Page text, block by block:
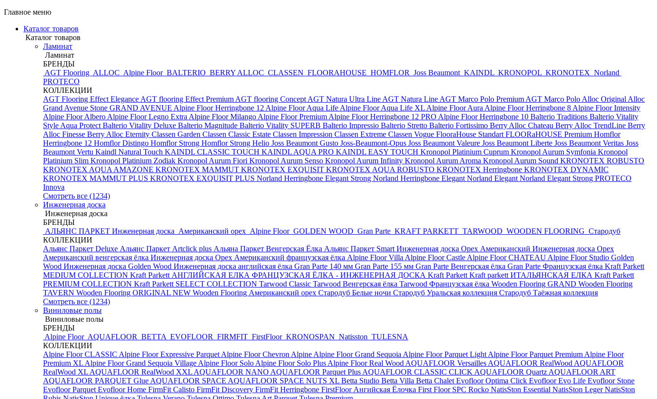
Главное меню
Каталог товаров
Каталог товаров
Ламинат
Ламинат
БРЕНДЫ
AGT Flooring ALLOC Alpine Floor BALTERIO BERRY ALLOC CLASSEN FLOORAHOUSE HOMFLOR Joss Beaumont KAINDL KRONOPOL KRONOTEX Norland
PROTECO
КОЛЛЕКЦИИ
AGT Flooring Effect Elegance AGT flooring Effect Premium AGT flooring Concept AGT Natura Ultra Line AGT Natura Line AGT Marco Polo Premium AGT Marco Polo Alloc Original Alloc
Grand Avenue Stone GRAND AVENUE Alpine Floor Herringbone 12 Alpine Floor Aqua Life Alpine Floor Aqua Life XL Alpine Floor Aura Alpine Floor Herringbone 8 Alpine Floor Intensity
Alpine Floor Albero Alpine Floor Legno Extra Alpine Floor Milango Alpine Floor Premium Alpine Floor Herringbone 12 PRO Alpine Floor Herringbone 10 Balterio Traditions Balterio Vitality
Style Aqua Protect Balterio Vitality Deluxe Balterio Magnitude Balterio Vitality SUPERB Balterio Impressio Balterio Stretto Balterio Fortissimo Berry Alloc Chateau Berry Alloc TrendLine Berry
Alloc Finesse Berry Alloc Eternity Classen Garden Classen Classic Estate Classen Impression Classen Extreme Classen Vogue FlooraHouse Standart FLOORaHOUSE Premium Homflor
Herringbone 12 Homflor Distingo Homflor Strong Homflor Strong Helio Joss Beaumont Gusto Joss-Beaumont-Opus Joss Beaumont Valeure Joss Beaumont Liberte Joss Beaumont Veritas Joss
Beaumont Vertu Kaindl Natural Touch KAINDL CLASSIC TOUCH KAINDL AQUA PRO KAINDL EASY TOUCH Kronopol Platinium Cuprum Kronopol Aurum Symfonia Kronopol
Platinium Slim Kronopol Platinium Zodiak Kronopol Aurum Fiori Kronopol Aurum Senso Kronopol Aurum Infinity Kronopol Aurum Aroma Kronopol Aurum Sound KRONOTEX ROBUSTO
KRONOTEX AQUA AMAZONE KRONOTEX MAMMUT KRONOTEX EXQUISIT KRONOTEX AQUA ROBUSTO KRONOTEX Herringbone KRONOTEX DYNAMIC
KRONOTEX MAMMUT PLUS KRONOTEX EXQUISIT PLUS Norland Herringbone Elegant Strong Norland Herringbone Elegant Norland Elegant Norland Elegant Strong PROTECO
Innova
Смотреть все (1234)
Инженерная доска
Инженерная доска
БРЕНДЫ
АЛЬЯНС ПАРКЕТ Инженерная доска Американский орех Alpine Floor GOLDEN WOOD Gran Parte KRAFT PARKETT TARWOOD WOODEN FLOORING Стародуб
КОЛЛЕКЦИИ
Альянс Паркет Deluxe Альянс Паркет Artclick plus Альяна Паркет Венгерская Ёлка Альянс Паркет Smart Инженерная доска Орех Американский Инженерная доска Орех
Американский венгерская ёлка Инженерная доска Орех Американский французская ёлка Alpine Floor Villa Alpine Floor Castle Alpine Floor CHATEAU Alpine Floor Studio Golden
Wood Инженерная доска Golden Wood Инженерная доска английская ёлка Gran Parte 140 мм Gran Parte 155 мм Gran Parte Венгерская ёлка Gran Parte Французская ёлка Kraft Parkett
MEDIUM COLLECTION Kraft Parkett АНГЛИЙСКАЯ ЕЛКА ФРАНЦУЗСКАЯ ЁЛКА - ИНЖЕНЕРНАЯ ДОСКА Kraft Parkett Kraft parkett ИТАЛЬЯНСКАЯ ЕЛКА Kraft Parkett
PREMIUM COLLECTION Kraft Parkett SELECT COLLECTION Tarwood Classic Tarwood Венгерская ёлка Tarwood Французская ёлка Wooden Flooring GRAND Wooden Flooring
TAVERN Wooden Flooring ORIGINAL NEW Wooden Flooring Американский орех Стародуб Белые ночи Стародуб Уральская коллекция Стародуб Таёжная коллекция
Смотреть все (1234)
Виниловые полы
Виниловые полы
БРЕНДЫ
Alpine Floor AQUAFLOOR BETTA EVOFLOOR FIRMFIT FirstFloor KRONOSPAN Natisston TULESNA
КОЛЛЕКЦИИ
Alpine Floor CLASSIC Alpine Floor Expressive Parquet Alpine Floor Chevron Alpine Alpine Floor Grand Sequoia Alpine Floor Parquet Light Alpine Floor Parquet Premium Alpine Floor
Premium XL Alpine Floor Grand Sequoia Village Alpine Floor Solo Alpine Floor Solo Plus Alpine Floor Real Wood AQUAFLOOR Versailles AQUAFLOOR RealWood AQUAFLOOR
RealWood XL AQUAFLOOR RealWood XXL AQUAFLOOR NANO AQUAFLOOR Parquet Plus AQUAFLOOR CLASSIC CLICK AQUAFLOOR Quartz AQUAFLOOR ART
AQUAFLOOR PARQUET Glue AQUAFLOOR SPACE AQUAFLOOR SPACE NUTS XL Betta Studio Betta Villa Betta Chalet Evofloor Optima Click Evofloor Evo Life Evofloor Stone
Evofloor Parquet Evofloor Home FirmFit Calisto FirmFit Discovery FirmFit Herringbone FirstFloor Ангийская Ёлочка First Floor SPC Rocko NatisSton Essential NatisSton LegerNatisSton